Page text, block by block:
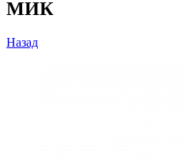
МИК
Назад